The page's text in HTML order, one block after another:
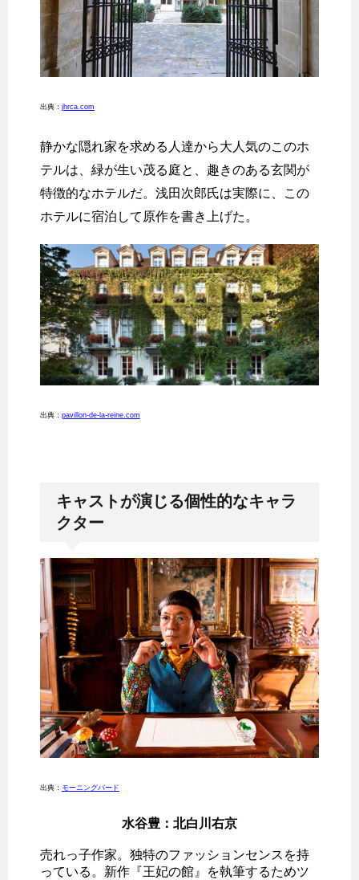
出典： jhrca.com
静かな隠れ家を求める人達から大人気のこのホ
テルは、緑が生い茂る庭と、趣きのある玄関が
特徴的なホテルだ。浅田次郎氏は実際に、この
ホテルに宿泊して原作を書き上げた。
出典： pavillon-de-la-reine.com
キャストが演じる個性的なキャラ
クター
出典： モーニングバード
水谷豊：北白川右京
売れっ子作家。独特のファッションセンスを持
っている。新作『王妃の館』を執筆するためツ